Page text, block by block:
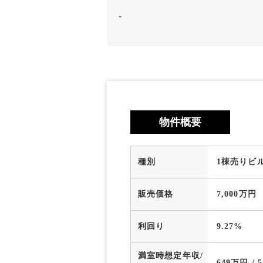
-
物件概要
種別 1棟売りビ
販売価格 7,000万円
利回り 9.27%
満室時想定年収/